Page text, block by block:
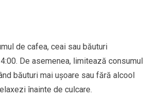
de cafea, ceai sau băuturi
De asemenea, limitează consumul
băuturi mai ușoare sau fără alcool
înainte de culcare.